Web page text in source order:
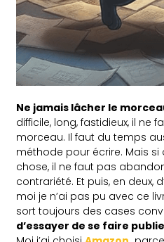
Ne jamais lâcher le
difficile, long, fastidieux, il ne
morceau. Il faut du temps
méthode pour écrire. Mais si
chose, il ne faut pas
contrariété. Et puis, en deux,
moi je n’ai pas pu avec ce
sort toujours des cases
d’essayer de se faire